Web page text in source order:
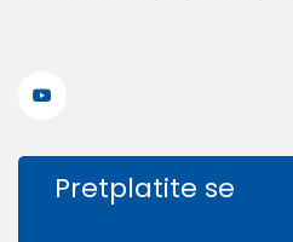
Pretplatite se